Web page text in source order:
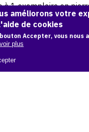
à 1 exemplaire en
collection, Collection,
045.
améliorons votre
de cookies
Accepter, vous
plus